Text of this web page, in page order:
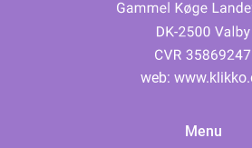
web:
Menu